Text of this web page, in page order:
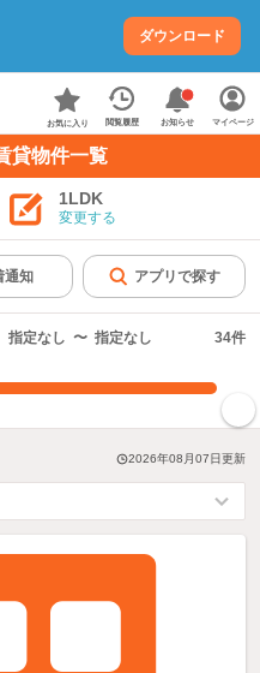
ダウンロード
お気に入り 閲覧履歴 お知らせ マイページ
貸物件一覧
1LDK
変更する
通知 アプリで探す
指定なし 〜 指定なし 34件
2026年08月07日更新